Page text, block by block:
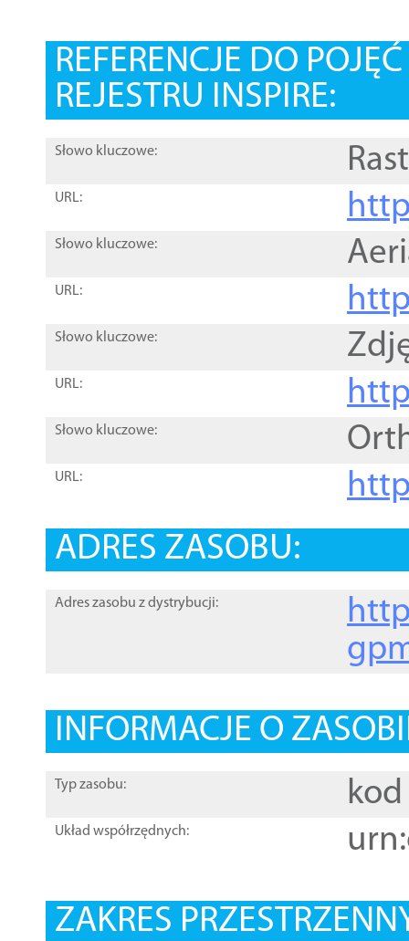
REFERENCJE DO
REJESTRU INSPIRE:
Słowo kluczowe:
URL:
Słowo kluczowe:
URL:
Słowo kluczowe:
URL:
Słowo kluczowe:
URL:
ADRES ZASOBU:
Adres zasobu z dystrybucji:
INFORMACJE O
Typ zasobu: kod
Układ współrzędnych:
ZAKRES